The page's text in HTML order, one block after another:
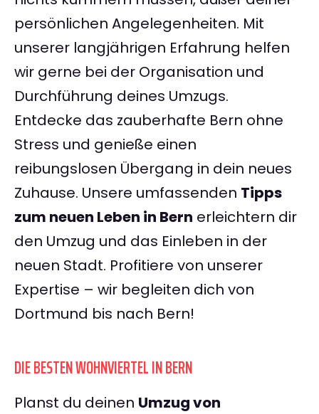
persönlichen Angelegenheiten. Mit
unserer langjährigen Erfahrung helfen
wir gerne bei der Organisation und
Durchführung deines Umzugs.
Entdecke das zauberhafte Bern ohne
Stress und genieße einen
reibungslosen Übergang in dein neues
Zuhause. Unsere umfassenden Tipps
zum neuen Leben in Bern erleichtern dir
den Umzug und das Einleben in der
neuen Stadt. Profitiere von unserer
Expertise – wir begleiten dich von
Dortmund bis nach Bern!
DIE BESTEN WOHNVIERTEL IN BERN
Planst du deinen Umzug von